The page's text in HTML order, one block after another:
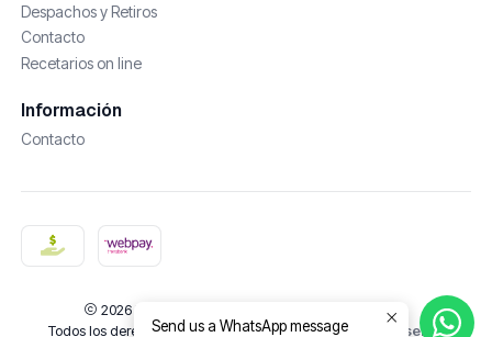
Despachos y Retiros
Contacto
Recetarios on line
Información
Contacto
2026 De Castañas y Amores | Cosmética Natural.
Todos los derechos reservados.Desarrollado por Jumpseller.
Send us a WhatsApp message